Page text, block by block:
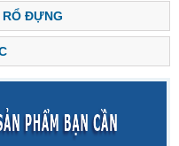
ĐỰNG